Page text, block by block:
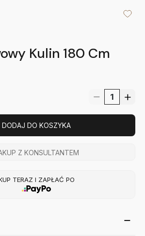
Kulin 180 Cm
DODAJ DO KOSZYKA
Z KONSULTANTEM
TERAZ I ZAPŁAĆ PO